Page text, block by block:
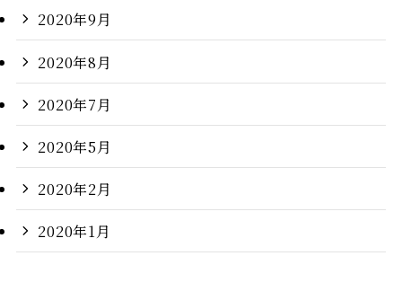
2020年9月
2020年8月
2020年7月
2020年5月
2020年2月
2020年1月